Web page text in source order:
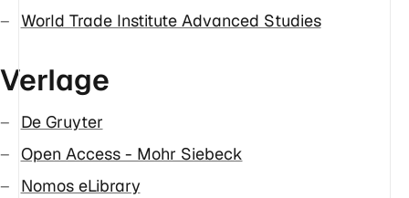
World Trade Institute Advanced Studies
Verlage
De Gruyter
Open Access - Mohr Siebeck
Nomos eLibrary